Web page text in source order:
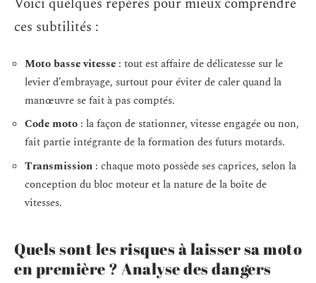
ces subtilités :
Moto basse vitesse : tout est affaire de délicatesse sur le
levier d’embrayage, surtout pour éviter de caler quand la
manœuvre se fait à pas comptés.
Code moto : la façon de stationner, vitesse engagée ou non,
fait partie intégrante de la formation des futurs motards.
Transmission : chaque moto possède ses caprices, selon la
conception du bloc moteur et la nature de la boîte de
vitesses.
Quels sont les risques à laisser sa moto
en première ? Analyse des dangers